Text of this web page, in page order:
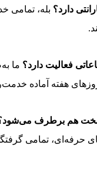
بله، تمامی
هفته آماده
حرفه‌ای، تمامی